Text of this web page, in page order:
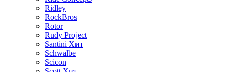
Ridley
RockBros
Rotor
Rudy Project
Santini Хит
Schwalbe
Scicon